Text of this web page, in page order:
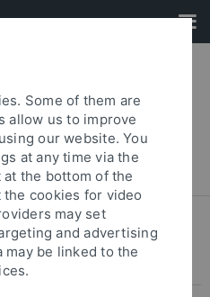
Alten Orients
Die Ägyptische Sammlung
Some of them are
allow us to improve
our website. You
at any time via the
at the bottom of the
the cookies for video
may set
and advertising
may be linked to the